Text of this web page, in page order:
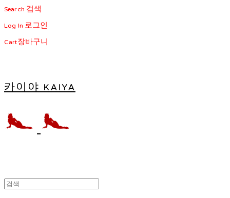
Search검색
Log In로그인
Cart장바구니
카이야 KAIYA